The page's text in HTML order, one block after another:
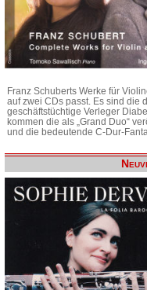
Franz Schuberts Werke für
auf zwei CDs passt. Es sind die
geschäftstüchtige Verleger
kommen die als „Grand Duo“
und die bedeutende C-Dur-